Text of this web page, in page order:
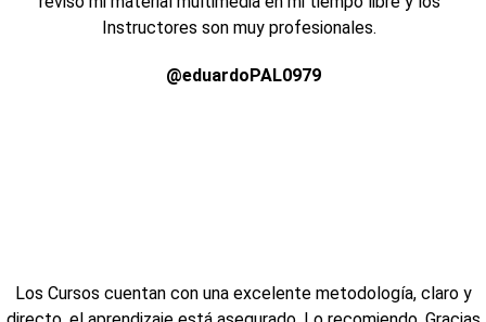
Instructores son muy profesionales.
@eduardoPAL0979
Los Cursos cuentan con una excelente metodología, claro y